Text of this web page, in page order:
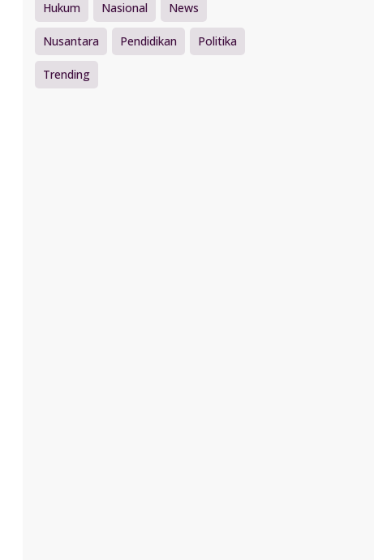
Hukum Nasional News
Nusantara Pendidikan Politika
Trending